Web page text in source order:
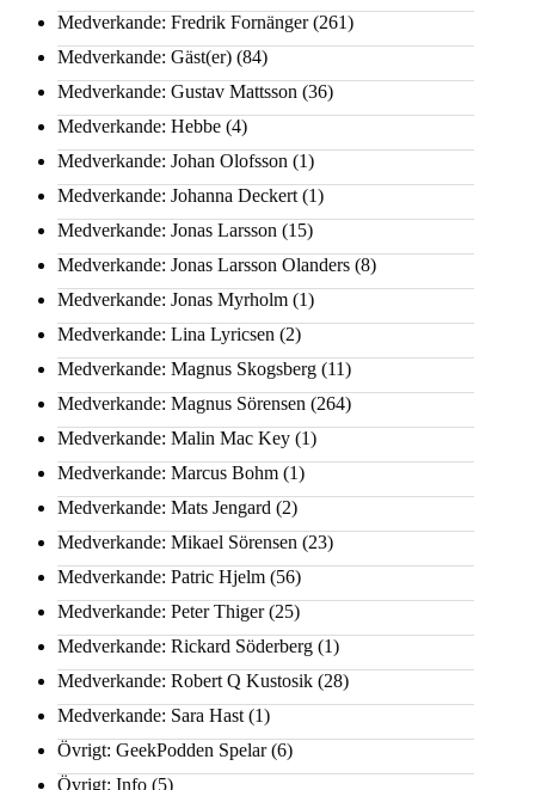
Medverkande: Fredrik Fornänger(261)
Medverkande: Gäst(er) (84)
Medverkande: Gustav Mattsson (36)
Medverkande: Hebbe (4)
Medverkande: Johan Olofsson (1)
Medverkande: Johanna Deckert (1)
Medverkande: Jonas Larsson (15)
Medverkande: Jonas Larsson Olanders (8)
Medverkande: Jonas Myrholm (1)
Medverkande: Lina Lyricsen (2)
Medverkande: Magnus Skogsberg (11)
Medverkande: Magnus Sörensen (264)
Medverkande: Malin Mac Key (1)
Medverkande: Marcus Bohm (1)
Medverkande: Mats Jengard (2)
Medverkande: Mikael Sörensen (23)
Medverkande: Patric Hjelm (56)
Medverkande: Peter Thiger(25)
Medverkande: Rickard Söderberg (1)
Medverkande: Robert Q Kustosik (28)
Medverkande: Sara Hast (1)
Övrigt: GeekPodden Spelar(6)
Övrigt: Info (5)